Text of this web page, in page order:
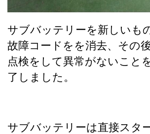
サブバッテリーを新しいも
故障コードをを消去、その
点検をして異常がないこと
了しました。
サブバッテリーは直接スタ